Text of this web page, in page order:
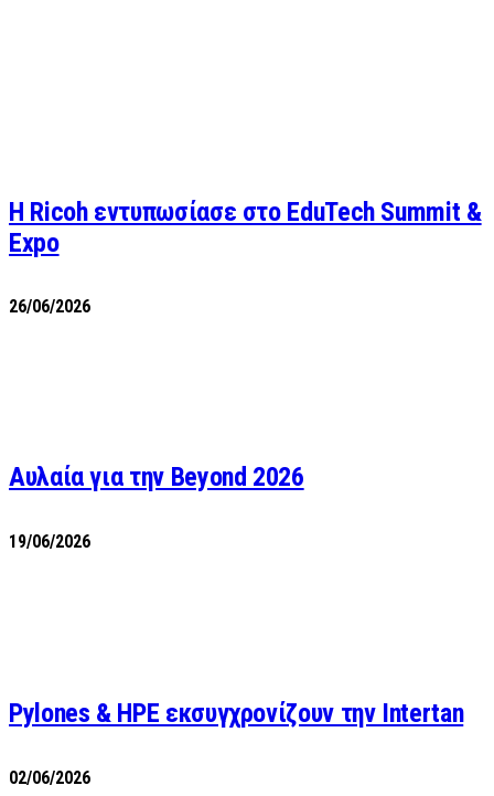
Η Ricoh εντυπωσίασε στο EduTech Summit &
Expo
26/06/2026
Αυλαία για την Beyond 2026
19/06/2026
Pylones & HPE εκσυγχρονίζουν την Intertan
02/06/2026